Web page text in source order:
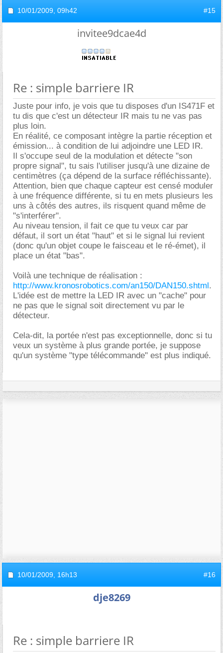
10/01/2009, 09h42 #15
invitee9dcae4d
Re : simple barriere IR
Juste pour info, je vois que tu disposes d'un IS471F et
tu dis que c'est un détecteur IR mais tu ne vas pas
plus loin.
En réalité, ce composant intègre la partie réception et
émission... à condition de lui adjoindre une LED IR.
Il s'occupe seul de la modulation et détecte "son
propre signal", tu sais l'utiliser jusqu'à une dizaine de
centimètres (ça dépend de la surface réfléchissante).
Attention, bien que chaque capteur est censé moduler
à une fréquence différente, si tu en mets plusieurs les
uns à côtés des autres, ils risquent quand même de
"s'interférer".
Au niveau tension, il fait ce que tu veux car par
défaut, il sort un état "haut" et si le signal lui revient
(donc qu'un objet coupe le faisceau et le ré-émet), il
place un état "bas".
Voilà une technique de réalisation :
http://www.kronosrobotics.com/an150/DAN150.shtml.
L'idée est de mettre la LED IR avec un "cache" pour
ne pas que le signal soit directement vu par le
détecteur.
Cela-dit, la portée n'est pas exceptionnelle, donc si tu
veux un système à plus grande portée, je suppose
qu'un système "type télécommande" est plus indiqué.
10/01/2009, 16h13 #16
dje8269
Re : simple barriere IR